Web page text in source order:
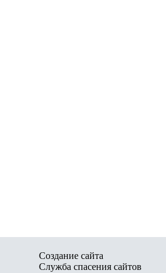
Создание сайта
Служба спасения сайтов